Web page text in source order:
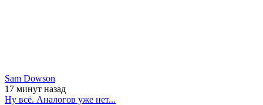
Sam Dowson
17 минут назад
Ну всё. Аналогов уже нет...